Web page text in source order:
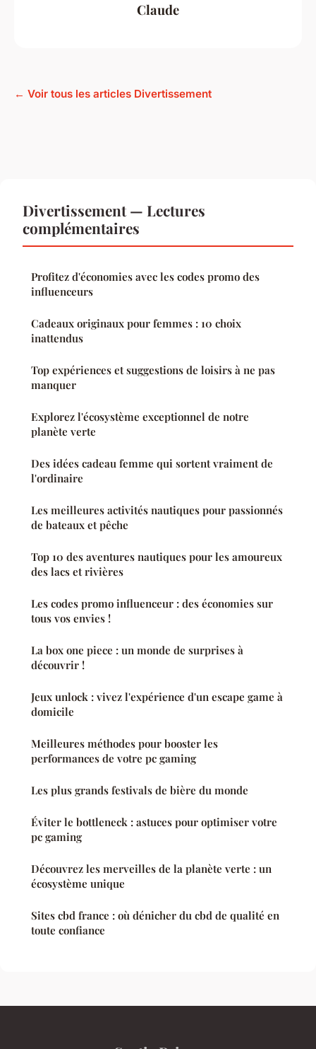
Claude
← Voir tous les articles Divertissement
Divertissement — Lectures
complémentaires
Profitez d'économies avec les codes promo des
influenceurs
Cadeaux originaux pour femmes : 10 choix
inattendus
Top expériences et suggestions de loisirs à ne pas
manquer
Explorez l'écosystème exceptionnel de notre
planète verte
Des idées cadeau femme qui sortent vraiment de
l'ordinaire
Les meilleures activités nautiques pour passionnés
de bateaux et pêche
Top 10 des aventures nautiques pour les amoureux
des lacs et rivières
Les codes promo influenceur : des économies sur
tous vos envies !
La box one piece : un monde de surprises à
découvrir !
Jeux unlock : vivez l'expérience d'un escape game à
domicile
Meilleures méthodes pour booster les
performances de votre pc gaming
Les plus grands festivals de bière du monde
Éviter le bottleneck : astuces pour optimiser votre
pc gaming
Découvrez les merveilles de la planète verte : un
écosystème unique
Sites cbd france : où dénicher du cbd de qualité en
toute confiance